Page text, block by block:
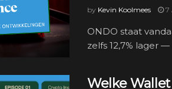
by Kevin Koolmees 7
ONDO staat
zelfs 12,7% lager
Welke